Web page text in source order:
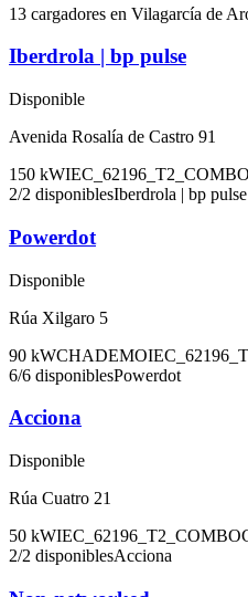
13 cargadores en Vilagarcía de
Iberdrola | bp pulse
Disponible
Avenida Rosalía de Castro 91
150 kWIEC_62196_T2_COMBO
2/2 disponiblesIberdrola | bp pulse
Powerdot
Disponible
Rúa Xilgaro 5
90 kWCHADEMO
6/6 disponiblesPowerdot
Acciona
Disponible
Rúa Cuatro 21
50 kWIEC_62196_T2_COMBO
2/2 disponiblesAcciona